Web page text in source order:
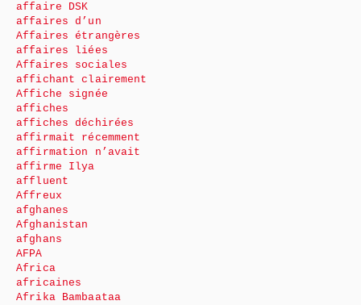
affaire DSK
affaires d’un
Affaires étrangères
affaires liées
Affaires sociales
affichant clairement
Affiche signée
affiches
affiches déchirées
affirmait récemment
affirmation n’avait
affirme Ilya
affluent
Affreux
afghanes
Afghanistan
afghans
AFPA
Africa
africaines
Afrika Bambaataa